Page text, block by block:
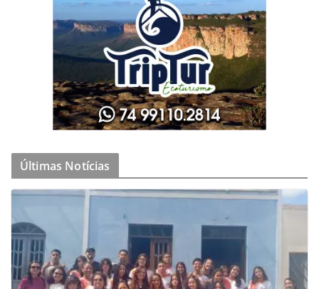
Últimas Notícias